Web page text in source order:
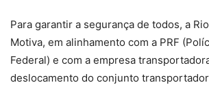
Para garantir a segurança de todos, a
Motiva, em alinhamento com a PRF
Federal) e com a empresa
deslocamento do conjunto